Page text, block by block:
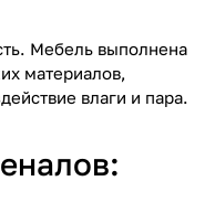
Мебель выполнена
материалов,
влаги и пара.